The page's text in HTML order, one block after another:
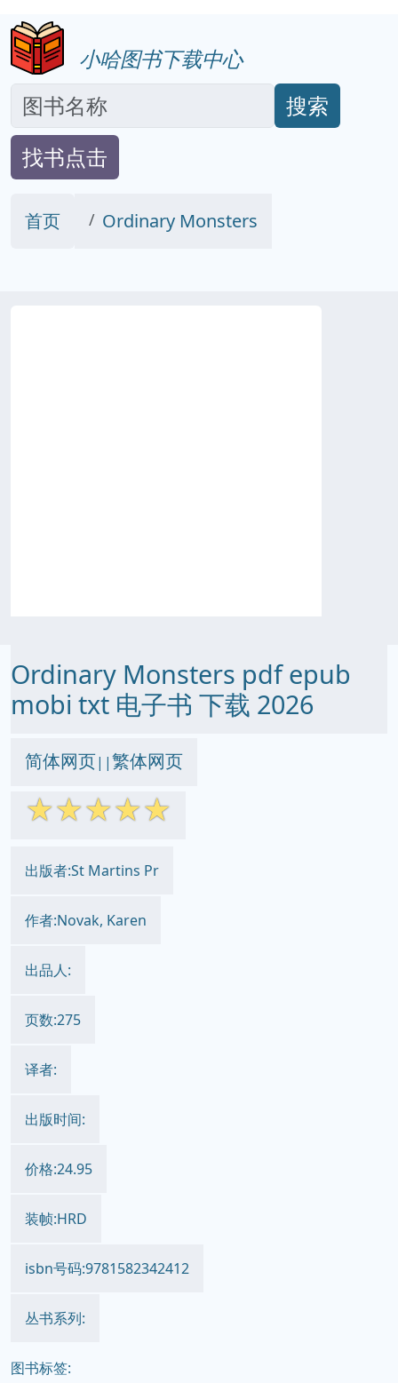
小哈图书下载中心
搜索
找书点击
首页 Ordinary Monsters
Ordinary Monsters pdf epub
mobi txt 电子书 下载 2026
简体网页||繁体网页
☆☆☆☆☆
出版者:St Martins Pr
作者:Novak, Karen
出品人:
页数:275
译者:
出版时间:
价格:24.95
装帧:HRD
isbn号码:9781582342412
丛书系列:
图书标签: